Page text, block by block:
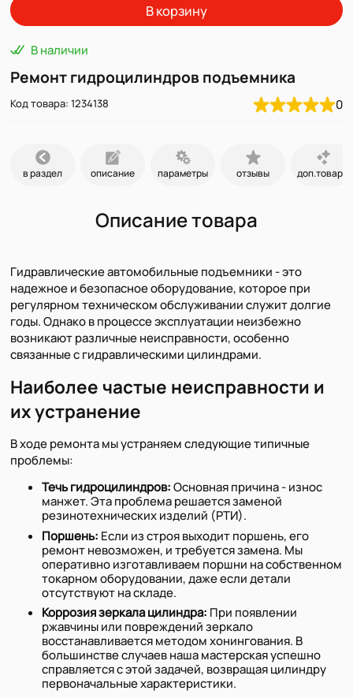
В корзину
В наличии
Ремонт гидроцилиндров подъемника
Код товара: 1234138 0
в раздел описание параметры отзывы доп.товары
Описание товара
Гидравлические автомобильные подъемники - это
надежное и безопасное оборудование, которое при
регулярном техническом обслуживании служит долгие
годы. Однако в процессе эксплуатации неизбежно
возникают различные неисправности, особенно
связанные с гидравлическими цилиндрами.
Наиболее частые неисправности и
их устранение
В ходе ремонта мы устраняем следующие типичные
проблемы:
Течь гидроцилиндров:Основная причина - износ
манжет. Эта проблема решается заменой
резинотехнических изделий (РТИ).
Поршень: Если из строя выходит поршень, его
ремонт невозможен, и требуется замена. Мы
оперативно изготавливаем поршни на собственном
токарном оборудовании, даже если детали
отсутствуют на складе.
Коррозия зеркала цилиндра: При появлении
ржавчины или повреждений зеркало
восстанавливается методом хонингования. В
большинстве случаев наша мастерская успешно
справляется с этой задачей, возвращая цилиндру
первоначальные характеристики.